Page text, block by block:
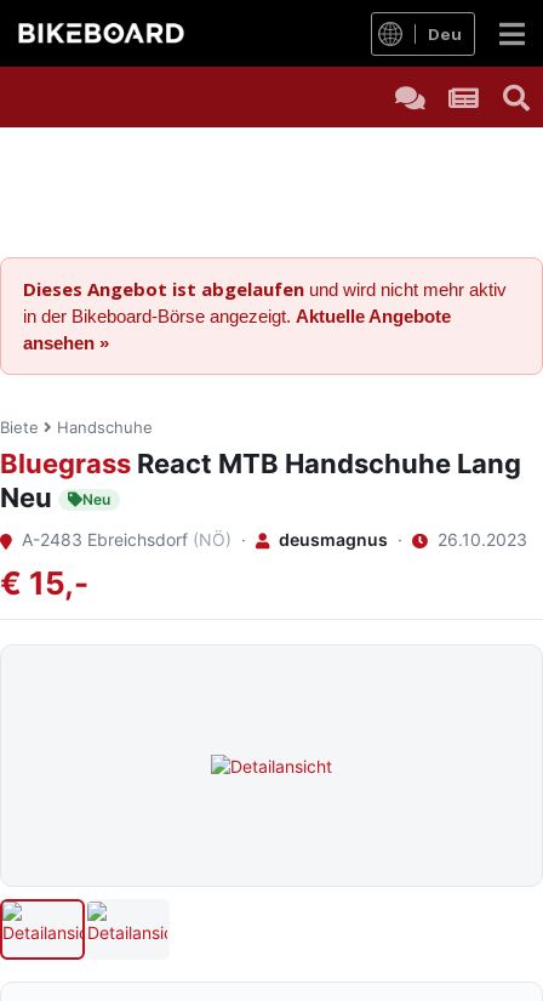
Deu
Dieses Angebot ist abgelaufen und wird nicht mehr aktiv
in der Bikeboard-Börse angezeigt. Aktuelle Angebote
ansehen »
Biete Handschuhe
Bluegrass React MTB Handschuhe Lang
Neu
Neu
A-2483 Ebreichsdorf (NÖ) · deusmagnus · 26.10.2023
€ 15,-